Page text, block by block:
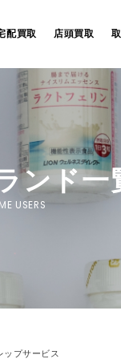
配買取 店頭買取
ンド一
USERS
ップサービス